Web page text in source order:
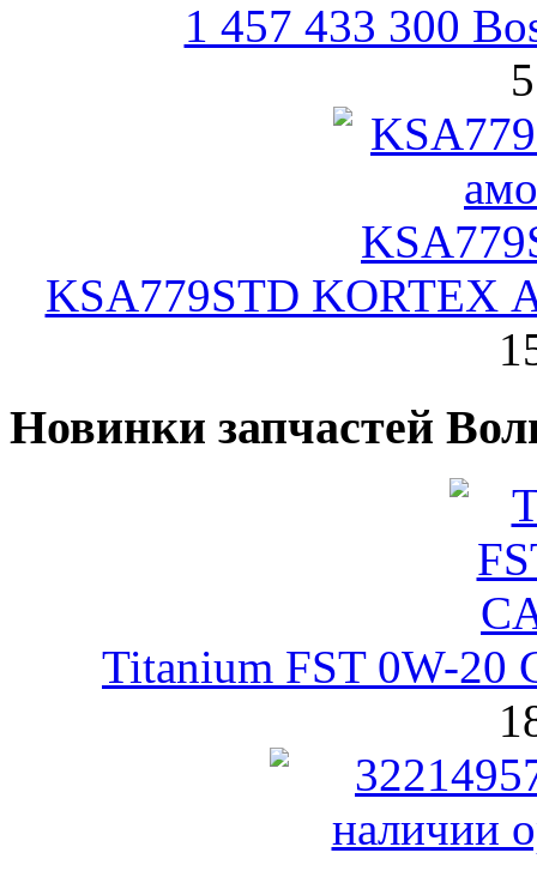
1 457 433 300
KSA779STD KORTEX
Новинки запчастей
Titanium FST 0W-20